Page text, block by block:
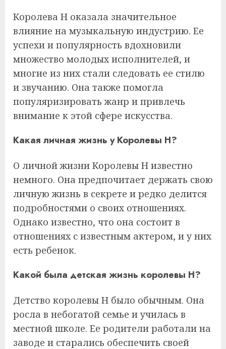
Королева Н оказала значительное
влияние на музыкальную индустрию. Ее
успехи и популярность вдохновили
множество молодых исполнителей, и
многие из них стали следовать ее стилю
и звучанию. Она также помогла
популяризировать жанр и привлечь
внимание к этой сфере искусства.
Какая личная жизнь у Королевы Н?
О личной жизни Королевы Н известно
немного. Она предпочитает держать свою
личную жизнь в секрете и редко делится
подробностями о своих отношениях.
Однако известно, что она состоит в
отношениях с известным актером, и у них
есть ребенок.
Какой была детская жизнь королевы Н?
Детство королевы Н было обычным. Она
росла в небогатой семье и училась в
местной школе. Ее родители работали на
заводе и старались обеспечить своей